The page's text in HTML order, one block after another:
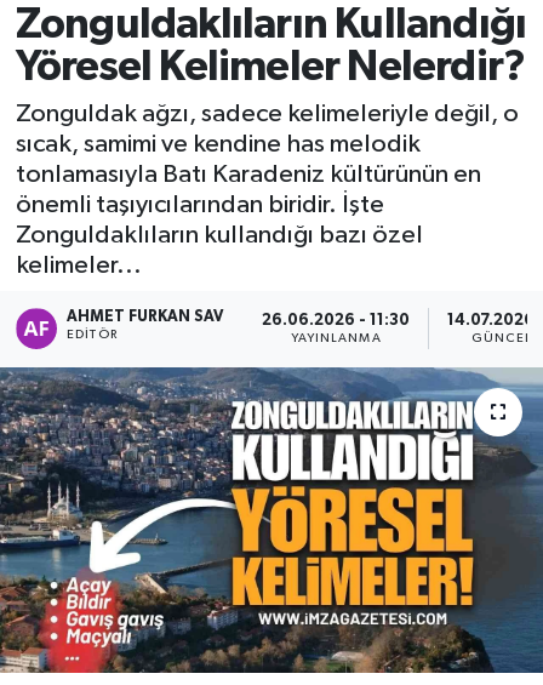
Zonguldaklıların Kullandığı
Yöresel Kelimeler Nelerdir?
Zonguldak ağzı, sadece kelimeleriyle değil, o
sıcak, samimi ve kendine has melodik
tonlamasıyla Batı Karadeniz kültürünün en
önemli taşıyıcılarından biridir. İşte
Zonguldaklıların kullandığı bazı özel
kelimeler...
AHMET FURKAN SAV
EDITÖR
26.06.2026 - 11:30
YAYINLANMA
14.07.2026
DEVREK
DÜZCE
EREĞLİ
GÖKÇEBEY